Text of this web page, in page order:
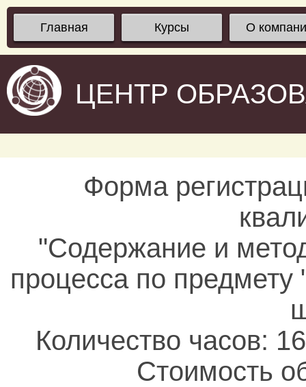
Главная Курсы О
ЦЕНТР
Форма
"Содержание и
процесса по
Количество часов:
Стоимость